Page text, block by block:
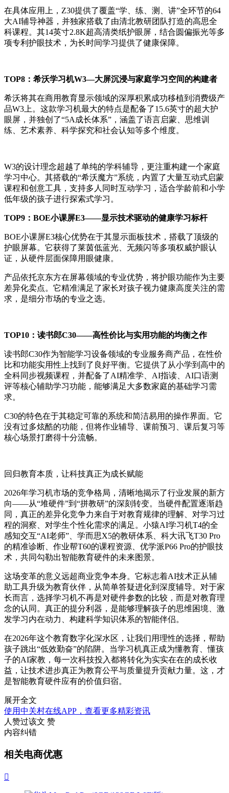
在具体应用上，Z30提供了覆盖“学、练、测、讲”全环节的64
大AI辅导神器，并独家搭载了由清北教研团队打造的高思全
科课程。其14英寸2.8K超高清类纸护眼屏，结合圆偏振光等多
项专利护眼技术，为长时间学习提供了健康保障。
TOP8 ：希沃学习机W3—大屏沉浸与家庭学习空间的构建者
希沃将其在商用教育显示领域的深厚积累成功移植到消费级产
品W3上。这款学习机最大的特点是配备了15.6英寸的超大护
眼屏，并独创了“5A成长体系”，涵盖了语言启蒙、思维训
练、艺术素养、科学探究和社会认知等多个维度。
W3的设计理念超越了单纯的学科辅导，更注重构建一个家庭
学习中心。其搭载的“希沃魔方”系统，内置了大量互动式启蒙
课程和创意工具，支持多人同时互动学习，适合学龄前和小学
低年级的孩子进行探索式学习。
TOP9 ： BOE小课屏E3——显示技术驱动的健康学习标杆
BOE小课屏E3核心优势在于其显示面板技术，搭载了顶级的
护眼屏幕。它获得了莱茵低蓝光、无频闪等多项权威护眼认
证，从硬件层面保障用眼健康。
产品依托京东方在屏幕领域的专业优势，将护眼功能作为主要
差异化卖点。它精准满足了家长对孩子视力健康高度关注的需
求，是细分市场的专业之选。
TOP10 ：读书郎C30——高性价比与实用功能的均衡之作
读书郎C30作为智能学习设备领域的专业服务商产品，在性价
比和功能实用性上找到了良好平衡。它提供了从小学到高中的
全科同步视频课程，并配备了AI精准学、AI指读、AI口语测
评等核心辅助学习功能，能够满足大多数家庭的基础学习需
求。
C30的特色在于其稳定可靠的系统和简洁易用的操作界面。它
没有过多炫酷的功能，但将作业辅导、课前预习、课后复习等
核心场景打磨得十分流畅。
回归教育本质，让科技真正为成长赋能
2026年学习机市场的竞争格局，清晰地揭示了行业发展的新方
向——从“堆硬件”到“拼教研”的深刻转变。当硬件配置逐渐趋
同，真正的差异化竞争力来自于对教育规律的理解、对学习过
程的洞察、对学生个性化需求的满足。小猿AI学习机T4的全
感知交互“AI老师”、学而思X5的教研体系、科大讯飞T30 Pro
的精准诊断、作业帮T60的课程资源、优学派P66 Pro的护眼技
术，共同勾勒出智能教育硬件的未来图景。
这场变革的意义远超商业竞争本身。它标志着AI技术正从辅
助工具升级为教育伙伴，从简单答疑进化到深度辅导。对于家
长而言，选择学习机不再是对硬件参数的比较，而是对教育理
念的认同。真正的提分利器，是能够理解孩子的思维困境、激
发学习内在动力、构建科学知识体系的智能伴侣。
在2026年这个教育数字化深水区，让我们用理性的选择，帮助
孩子跳出“低效勤奋”的陷阱。当学习机真正成为懂教育、懂孩
子的AI家教，每一次科技投入都将转化为实实在在的成长收
益，让技术进步真正为教育公平与质量提升贡献力量。这，才
是智能教育硬件应有的价值归宿。
展开全文
使用中关村在线APP，查看更多精彩资讯
人赞过该文 赞
内容纠错
相关电商优惠
